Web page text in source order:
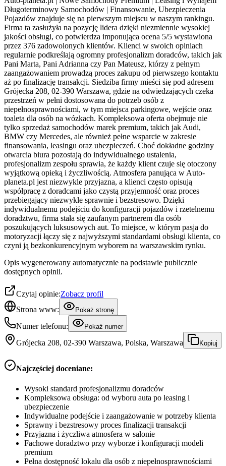
Długoterminowy Samochodów | Finansowanie, Ubezpieczenia
Pojazdów znajduje się na pierwszym miejscu w naszym rankingu.
Firma ta zasłużyła na pozycję lidera dzięki niezmiennie wysokiej
jakości obsługi, co potwierdza imponująca ocena 5/5 wystawiona
przez 376 zadowolonych klientów. Klienci w swoich opiniach
regularnie podkreślają ogromny profesjonalizm doradców, takich jak
Pani Marta, Pani Adrianna czy Pan Mateusz, którzy z pełnym
zaangażowaniem prowadzą proces zakupu od pierwszego kontaktu
aż po finalizację transakcji. Siedziba firmy mieści się pod adresem
Grójecka 208, 02-390 Warszawa, gdzie na odwiedzających czeka
przestrzeń w pełni dostosowana do potrzeb osób z
niepełnosprawnościami, w tym miejsca parkingowe, wejście oraz
toaleta dla osób na wózkach. Kompleksowa oferta obejmuje nie
tylko sprzedaż samochodów marek premium, takich jak Audi,
BMW czy Mercedes, ale również pełne wsparcie w zakresie
finansowania, leasingu oraz ubezpieczeń. Choć dokładne godziny
otwarcia biura pozostają do indywidualnego ustalenia,
profesjonalizm zespołu sprawia, że każdy klient czuje się otoczony
wyjątkową opieką i życzliwością. Atmosfera panująca w Auto-
planeta.pl jest niezwykle przyjazna, a klienci często opisują
współpracę z doradcami jako czystą przyjemność oraz proces
przebiegający niezwykle sprawnie i bezstresowo. Dzięki
indywidualnemu podejściu do konfiguracji pojazdów i rzetelnemu
doradztwu, firma stała się zaufanym partnerem dla osób
poszukujących luksusowych aut. To miejsce, w którym pasja do
motoryzacji łączy się z najwyższymi standardami obsługi klienta, co
czyni ją bezkonkurencyjnym wyborem na warszawskim rynku.
Opis wygenerowany automatycznie na podstawie publicznie
dostępnych opinii.
Czytaj opinie:Zobacz profil
Strona www:
Pokaż stronę
Numer telefonu: Pokaż numer
Grójecka 208, 02-390 Warszawa, Polska, Warszawa Kopiuj
Najczęściej doceniane:
Wysoki standard profesjonalizmu doradców
Kompleksowa obsługa: od wyboru auta po leasing i
ubezpieczenie
Indywidualne podejście i zaangażowanie w potrzeby klienta
Sprawny i bezstresowy proces finalizacji transakcji
Przyjazna i życzliwa atmosfera w salonie
Fachowe doradztwo przy wyborze i konfiguracji modeli
premium
Pełna dostępność lokalu dla osób z niepełnosprawnościami